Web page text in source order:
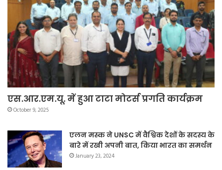
एस.आर.एम.यू. में हुआ टाटा मोटर्स प्रगति कार्यक्रम
October 9, 2025
एलन मस्क ने UNSC में वैश्विक देशों के सदस्य के
बारे में रखी अपनी बात, किया भारत का समर्थन
January 23, 2024